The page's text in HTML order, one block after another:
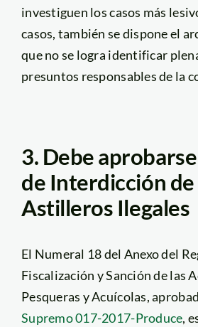
investiguen los casos más
casos, también se dispone el
que no se logra identificar
presuntos responsables de la
3. Debe
de Interdicción de
Astilleros Ilegales
El Numeral 18 del Anexo del
Fiscalización y Sanción de las
Pesqueras y Acuícolas,
Supremo 017-2017-Produce,